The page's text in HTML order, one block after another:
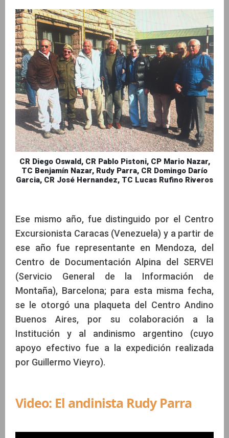
CR Diego Oswald, CR Pablo Pistoni, CP Mario Nazar,
TC Benjamín Nazar, Rudy Parra, CR Domingo Darío
Garcia, CR José Hernandez, TC Lucas Rufino Riveros
Ese mismo año, fue distinguido por el Centro
Excursionista Caracas (Venezuela) y a partir de
ese año fue representante en Mendoza, del
Centro de Documentación Alpina del SERVEI
(Servicio General de la Información de
Montaña), Barcelona; para esta misma fecha,
se le otorgó una plaqueta del Centro Andino
Buenos Aires, por su colaboración a la
Institución y al andinismo argentino (cuyo
apoyo efectivo fue a la expedición realizada
por Guillermo Vieyro).
Video: El andinista Rudy Parra